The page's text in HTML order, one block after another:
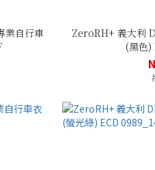
業自行車
ZeroRH+ 義大利
(黑色)